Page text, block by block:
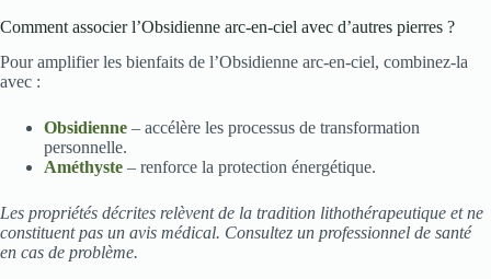
Comment associer l’Obsidienne arc-en-ciel avec d’autres pierres ?
Pour amplifier les bienfaits de l’Obsidienne arc-en-ciel, combinez-la
avec :
Obsidienne – accélère les processus de transformation
personnelle.
Améthyste – renforce la protection énergétique.
Les propriétés décrites relèvent de la tradition lithothérapeutique et ne
constituent pas un avis médical. Consultez un professionnel de santé
en cas de problème.